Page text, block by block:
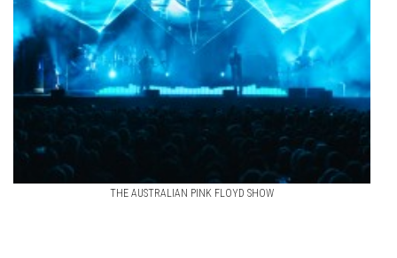
THE AUSTRALIAN PINK FLOYD SHOW